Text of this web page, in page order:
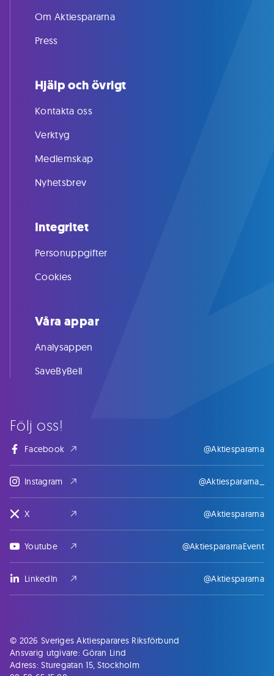
Följ oss!
Facebook @Aktiespararna
Instagram @Aktiespararna_
X @Aktiespararna
Youtube @AktiespararnaEvent
LinkedIn @Aktiespararna
Om Aktiespararna
Press
Hjälp och övrigt
Kontakta oss
Verktyg
Medlemskap
Nyhetsbrev
Integritet
Personuppgifter
Cookies
Våra appar
Analysappen
SaveByBell
© 2026 Sveriges Aktiesparares Riksförbund
Ansvarig utgivare: Göran Lind
Adress: Sturegatan 15, Stockholm